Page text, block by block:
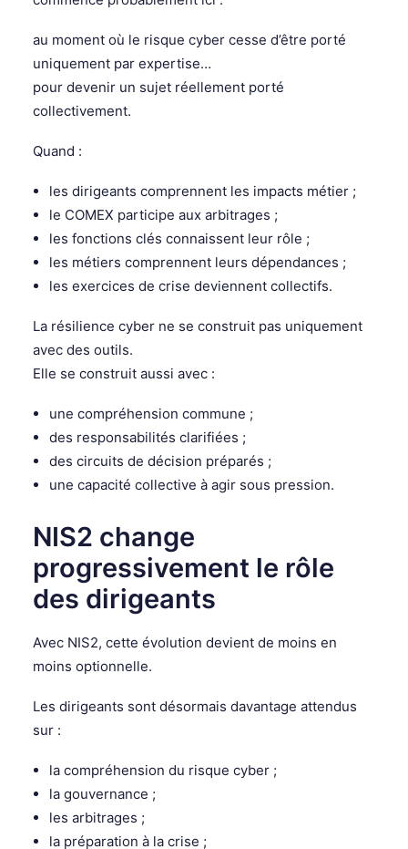
au moment où le risque cyber cesse d’être porté
uniquement par expertise…
pour devenir un sujet réellement porté
collectivement.
Quand :
les dirigeants comprennent les impacts métier ;
le COMEX participe aux arbitrages ;
les fonctions clés connaissent leur rôle ;
les métiers comprennent leurs dépendances ;
les exercices de crise deviennent collectifs.
La résilience cyber ne se construit pas uniquement
avec des outils.
Elle se construit aussi avec :
une compréhension commune ;
des responsabilités clarifiées ;
des circuits de décision préparés ;
une capacité collective à agir sous pression.
NIS2 change
progressivement le rôle
des dirigeants
Avec NIS2, cette évolution devient de moins en
moins optionnelle.
Les dirigeants sont désormais davantage attendus
sur :
la compréhension du risque cyber ;
la gouvernance ;
les arbitrages ;
la préparation à la crise ;